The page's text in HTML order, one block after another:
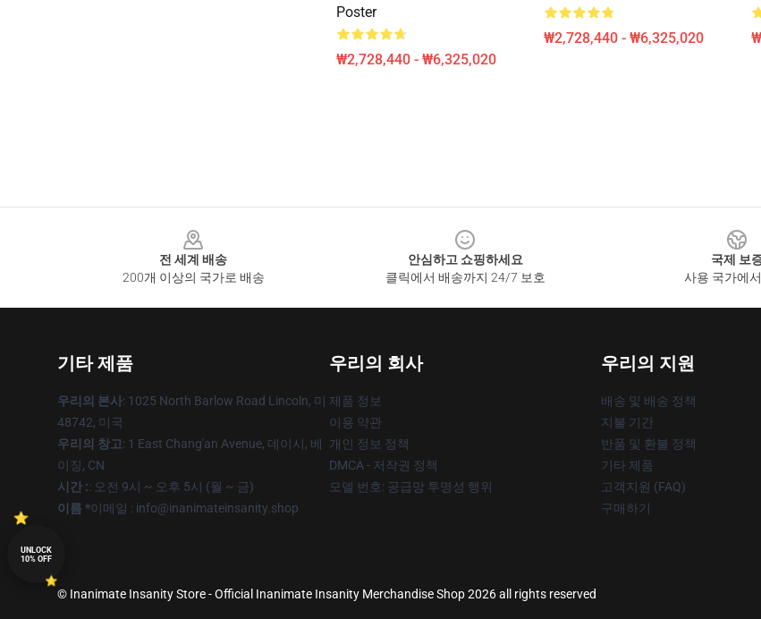
Poster
₩2,728,440 - ₩6,325,020
₩2,728,440 - ₩6,325,020
전 세계 배송
200개 이상의 국가로 배송
안심하고 쇼핑하세요
클릭에서 배송까지 24/7 보호
국제 보
사용 국가에
기타 제품
우리의 본사: 1025 North Barlow Road Lincoln, 미
48742, 미국
우리의 창고: 1 East Chang'an Avenue, 데이시, 베
이징, CN
시간 :: 오전 9시 ~ 오후 5시 (월 ~ 금)
이름 *이메일 : info@inanimateinsanity.shop
우리의 회사
제품 정보
이용 약관
개인 정보 정책
DMCA - 저작권 정책
모델 번호: 공급망 투명성 행위
우리의 지원
배송 및 배송 정책
지불 기간
반품 및 환불 정책
기타 제품
고객지원 (FAQ)
구매하기
© Inanimate Insanity Store - Official Inanimate Insanity Merchandise Shop 2026 all rights reserved
UNLOCK
10% OFF